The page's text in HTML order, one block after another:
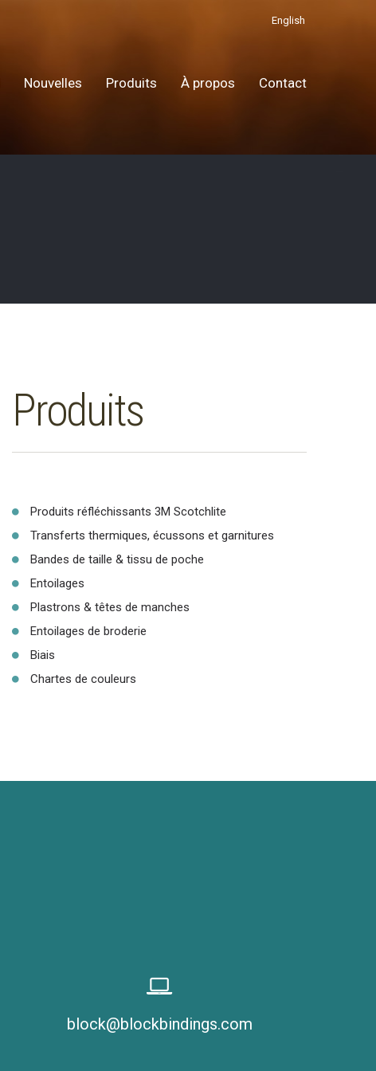
English
Nouvelles Produits À propos Contact
Produits
Produits réfléchissants 3M Scotchlite
Transferts thermiques, écussons et garnitures
Bandes de taille & tissu de poche
Entoilages
Plastrons & têtes de manches
Entoilages de broderie
Biais
Chartes de couleurs
block@blockbindings.com